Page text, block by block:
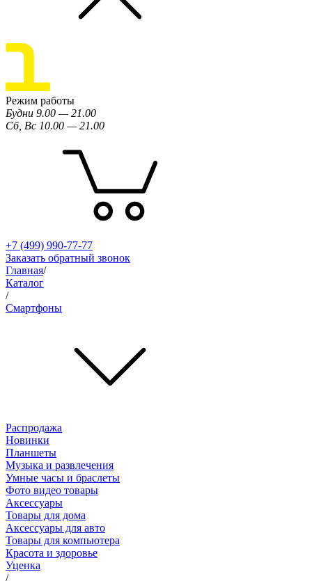
Режим работы
Будни 9.00 — 21.00
Сб, Вс 10.00 — 21.00
+7 (499) 990-77-77
Заказать обратный звонок
Главная/
Каталог
/
Смартфоны
Распродажа
Новинки
Планшеты
Музыка и развлечения
Умные часы и браслеты
Фото видео товары
Аксессуары
Товары для дома
Аксессуары для авто
Товары для компьютера
Красота и здоровье
Уценка
/